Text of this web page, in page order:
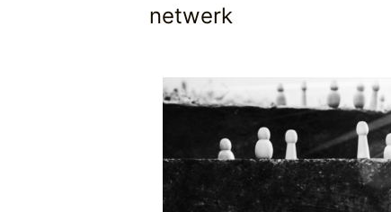
netwerk